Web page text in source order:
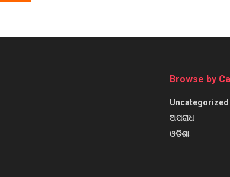
Browse by
Uncategorized
ଅପରାଧ
ଓଡିଶା